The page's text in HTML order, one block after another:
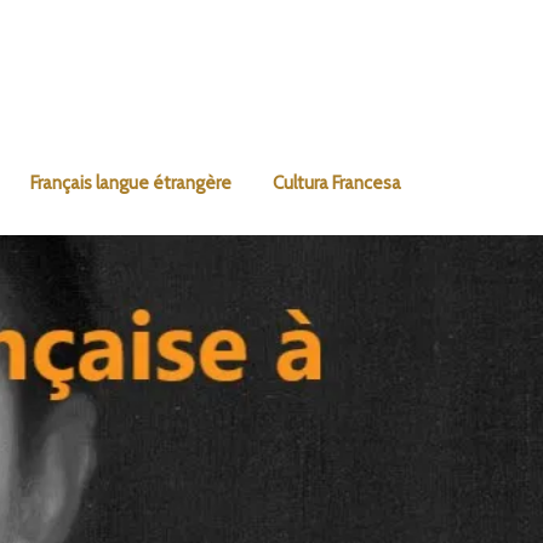
Français langue étrangère Cultura Francesa